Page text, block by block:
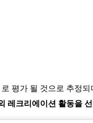
평가 될 것으로 추정
레크리에이션 활동을